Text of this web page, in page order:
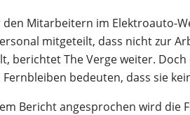
den Mitarbeitern im Elektroauto-
mitgeteilt, dass nicht zur
berichtet The Verge weiter.
Fernbleiben bedeuten, dass sie
Bericht angesprochen wird die